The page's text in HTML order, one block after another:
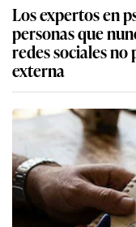
Los expertos en
personas que
redes sociales
externa